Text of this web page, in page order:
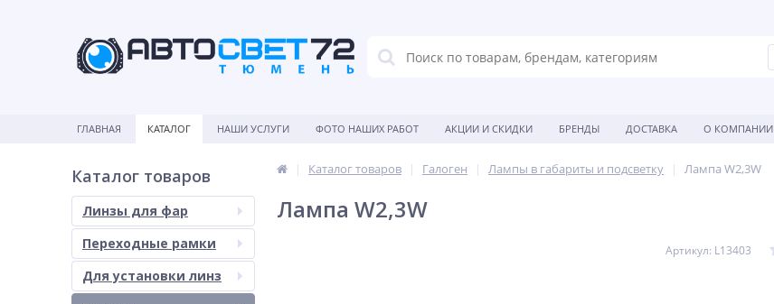
ГЛАВНАЯ КАТАЛОГ НАШИ УСЛУГИ ФОТО НАШИХ РАБОТ АКЦИИ И СКИДКИ БРЕНДЫ ДОСТАВКА О КОМПАНИИ
Каталог товаров
Линзы для фар
Переходные рамки
Для установки линз
Каталог товаров Галоген Лампы в габариты и подсветку Лампа W2,3W
Лампа W2,3W
Артикул: L13403